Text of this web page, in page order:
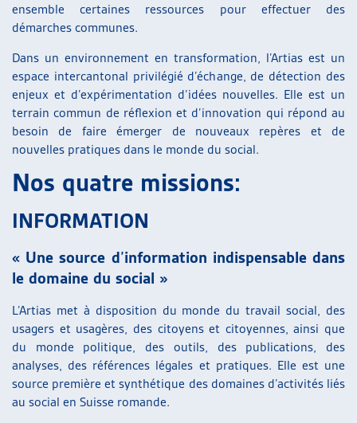
ARTIAS
L’ASSOCIATION
JOURNÉES D’AUTOMNE
ensemble certaines ressources pour effectuer des
démarches communes.
Dans un environnement en transformation, l’Artias est un
espace intercantonal privilégié d’échange, de détection des
enjeux et d’expérimentation d’idées nouvelles. Elle est un
terrain commun de réflexion et d’innovation qui répond au
besoin de faire émerger de nouveaux repères et de
nouvelles pratiques dans le monde du social.
Nos quatre missions:
INFORMATION
« Une source d’information indispensable dans
le domaine du social »
L’Artias met à disposition du monde du travail social, des
usagers et usagères, des citoyens et citoyennes, ainsi que
du monde politique, des outils, des publications, des
analyses, des références légales et pratiques. Elle est une
source première et synthétique des domaines d’activités liés
au social en Suisse romande.